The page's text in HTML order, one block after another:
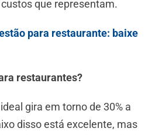
que representam.
para restaurante: baixe
restaurantes?
gira em torno de 30% a
disso está excelente, mas